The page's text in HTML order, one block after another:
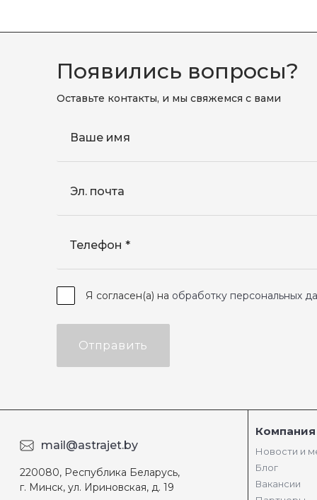
Появились вопросы?
Оставьте контакты, и мы свяжемся с вами
Ваше имя
Эл. почта
Телефон
Я согласен(а) на обработку персональных
Отправить
mail@astrajet.by
220080, Республика Беларусь,
г. Минск, ул. Ириновская, д. 19
Компания
Новости и
Блог
Вакансии